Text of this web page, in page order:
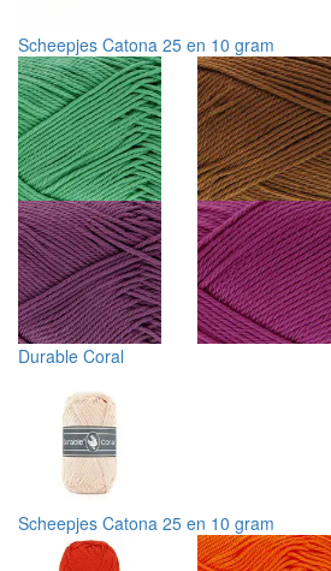
Scheepjes Catona 25 en 10 gram
Durable Coral
Scheepjes Catona 25 en 10 gram